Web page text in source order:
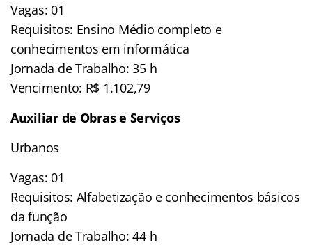
Vagas: 01
Requisitos: Ensino Médio completo e
conhecimentos em informática
Jornada de Trabalho: 35 h
Vencimento: R$ 1.102,79
Auxiliar de Obras e Serviços
Urbanos
Vagas: 01
Requisitos: Alfabetização e conhecimentos básicos
da função
Jornada de Trabalho: 44 h